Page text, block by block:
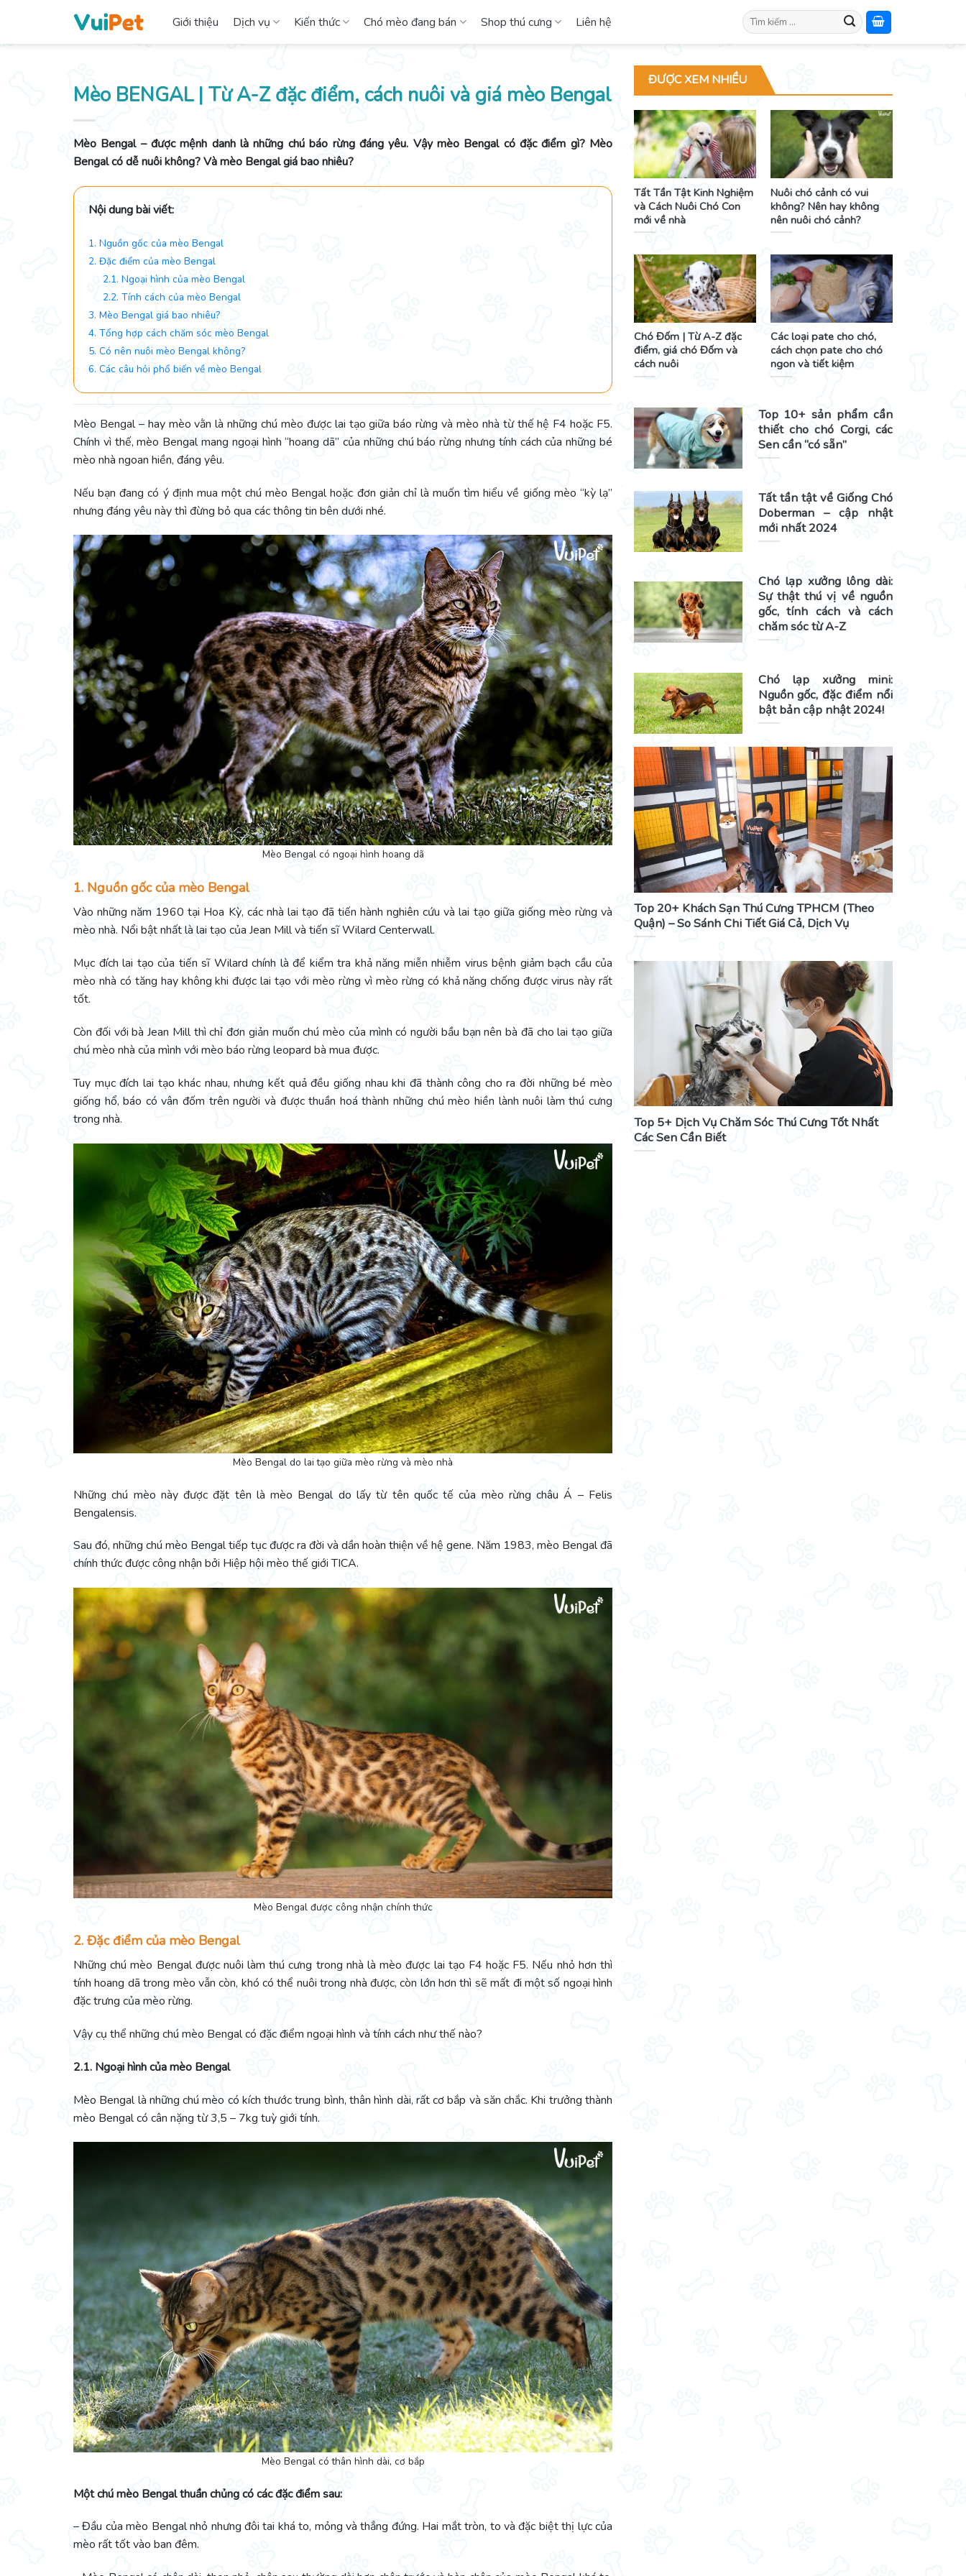
content
Giới thiệu Dịch vụ Kiến thức Chó mèo đang bán Shop thú cưng Liên hệ
Search
for:
Mèo BENGAL | Từ A-Z đặc điểm, cách nuôi và giá mèo Bengal
Mèo Bengal – được mệnh danh là những chú báo rừng đáng yêu. Vậy mèo Bengal có đặc điểm gì? Mèo
Bengal có dễ nuôi không? Và mèo Bengal giá bao nhiêu?
Nội dung bài viết:
1. Nguồn gốc của mèo Bengal
2. Đặc điểm của mèo Bengal
2.1. Ngoại hình của mèo Bengal
2.2. Tính cách của mèo Bengal
3. Mèo Bengal giá bao nhiêu?
4. Tổng hợp cách chăm sóc mèo Bengal
5. Có nên nuôi mèo Bengal không?
6. Các câu hỏi phổ biến về mèo Bengal
Mèo Bengal – hay mèo vằn là những chú mèo được lai tạo giữa báo rừng và mèo nhà từ thế hệ F4 hoặc F5.
Chính vì thế, mèo Bengal mang ngoại hình “hoang dã” của những chú báo rừng nhưng tính cách của những bé
mèo nhà ngoan hiền, đáng yêu.
Nếu bạn đang có ý định mua một chú mèo Bengal hoặc đơn giản chỉ là muốn tìm hiểu về giống mèo “kỳ lạ”
nhưng đáng yêu này thì đừng bỏ qua các thông tin bên dưới nhé.
Mèo Bengal có ngoại hình hoang dã
1. Nguồn gốc của mèo Bengal
Vào những năm 1960 tại Hoa Kỳ, các nhà lai tạo đã tiến hành nghiên cứu và lai tạo giữa giống mèo rừng và
mèo nhà. Nổi bật nhất là lai tạo của Jean Mill và tiến sĩ Wilard Centerwall.
Mục đích lai tạo của tiến sĩ Wilard chính là để kiểm tra khả năng miễn nhiễm virus bệnh giảm bạch cầu của
mèo nhà có tăng hay không khi được lai tạo với mèo rừng vì mèo rừng có khả năng chống được virus này rất
tốt.
Còn đối với bà Jean Mill thì chỉ đơn giản muốn chú mèo của mình có người bầu bạn nên bà đã cho lai tạo giữa
chú mèo nhà của mình với mèo báo rừng leopard bà mua được.
Tuy mục đích lai tạo khác nhau, nhưng kết quả đều giống nhau khi đã thành công cho ra đời những bé mèo
giống hổ, báo có vân đốm trên người và được thuần hoá thành những chú mèo hiền lành nuôi làm thú cưng
trong nhà.
Mèo Bengal do lai tạo giữa mèo rừng và mèo nhà
Những chú mèo này được đặt tên là mèo Bengal do lấy từ tên quốc tế của mèo rừng châu Á – Felis
Bengalensis.
Sau đó, những chú mèo Bengal tiếp tục được ra đời và dần hoàn thiện về hệ gene. Năm 1983, mèo Bengal đã
chính thức được công nhận bởi Hiệp hội mèo thế giới TICA.
Mèo Bengal được công nhận chính thức
2. Đặc điểm của mèo Bengal
Những chú mèo Bengal được nuôi làm thú cưng trong nhà là mèo được lai tạo F4 hoặc F5. Nếu nhỏ hơn thì
tính hoang dã trong mèo vẫn còn, khó có thể nuôi trong nhà được, còn lớn hơn thì sẽ mất đi một số ngoại hình
đặc trưng của mèo rừng.
Vậy cụ thể những chú mèo Bengal có đặc điểm ngoại hình và tính cách như thế nào?
2.1. Ngoại hình của mèo Bengal
Mèo Bengal là những chú mèo có kích thước trung bình, thân hình dài, rất cơ bắp và săn chắc. Khi trưởng thành
mèo Bengal có cân nặng từ 3,5 – 7kg tuỳ giới tính.
Mèo Bengal có thân hình dài, cơ bắp
Một chú mèo Bengal thuần chủng có các đặc điểm sau:
– Đầu của mèo Bengal nhỏ nhưng đôi tai khá to, mỏng và thẳng đứng. Hai mắt tròn, to và đặc biệt thị lực của
mèo rất tốt vào ban đêm.
ĐƯỢC XEM NHIỀU
Tất Tần Tật Kinh Nghiệm
và Cách Nuôi Chó Con
mới về nhà
Nuôi chó cảnh có vui
không? Nên hay không
nên nuôi chó cảnh?
Chó Đốm | Từ A-Z đặc
điểm, giá chó Đốm và
cách nuôi
Các loại pate cho chó,
cách chọn pate cho chó
ngon và tiết kiệm
Top 10+ sản phẩm cần
thiết cho chó Corgi, các
Sen cần “có sẵn”
Tất tần tật về Giống Chó
Doberman – cập nhật
mới nhất 2024
Chó lạp xưởng lông dài:
Sự thật thú vị về nguồn
gốc, tính cách và cách
chăm sóc từ A-Z
Chó lạp xưởng mini:
Nguồn gốc, đặc điểm nổi
bật bản cập nhật 2024!
Top 20+ Khách Sạn Thú Cưng TPHCM (Theo
Quận) – So Sánh Chi Tiết Giá Cả, Dịch Vụ
Top 5+ Dịch Vụ Chăm Sóc Thú Cưng Tốt Nhất
Các Sen Cần Biết